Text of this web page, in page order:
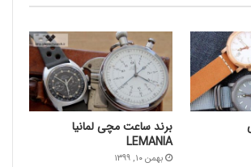
برند ساعت مچی لمانیا
LEMANIA
بهمن ۱۰, ۱۳۹۹